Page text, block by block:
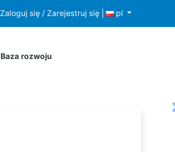
Zaloguj się / Zarejestruj się| pl
Baza rozwoju